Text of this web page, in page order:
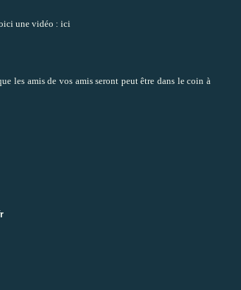
une vidéo : ici
les amis de vos amis seront peut être dans le coin à